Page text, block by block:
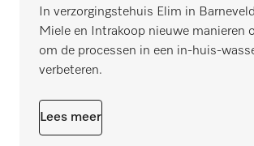
In verzorgingstehuis Elim in
Miele en Intrakoop nieuwe manieren
om de processen in een in-huis-
verbeteren.
Lees meer